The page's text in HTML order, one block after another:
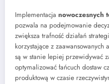
Implementacja nowoczesnych
pozwala na podejmowanie
zwiększa trafność działań
korzystające z
są w stanie lepiej przewidywać
optymalizować łańcuch dostaw
produktową w czasie